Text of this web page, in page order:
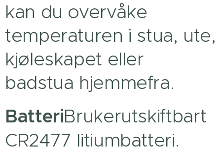
kan du overvåke
temperaturen i stua, ute,
kjøleskapet eller
badstua hjemmefra.
BatteriBrukerutskiftbart
CR2477 litiumbatteri.